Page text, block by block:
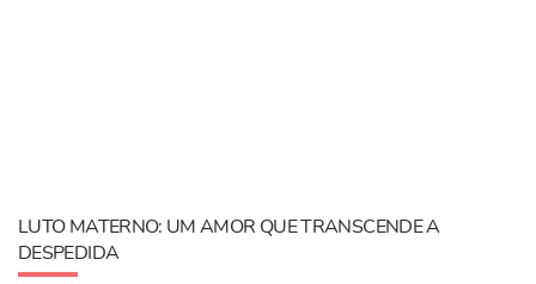
LUTO MATERNO: UM AMOR QUE TRANSCENDE A
DESPEDIDA